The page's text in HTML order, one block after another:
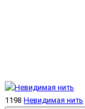
1198 Невидимая нить